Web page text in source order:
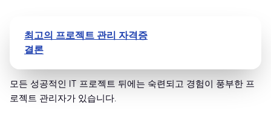
최고의 프로젝트 관리 자격증
결론
모든 성공적인 IT 프로젝트 뒤에는 숙련되고 경험이 풍부한 프
로젝트 관리자가 있습니다.